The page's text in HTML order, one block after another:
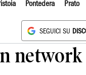
Pontedera Prato
SEGUICI SU
network